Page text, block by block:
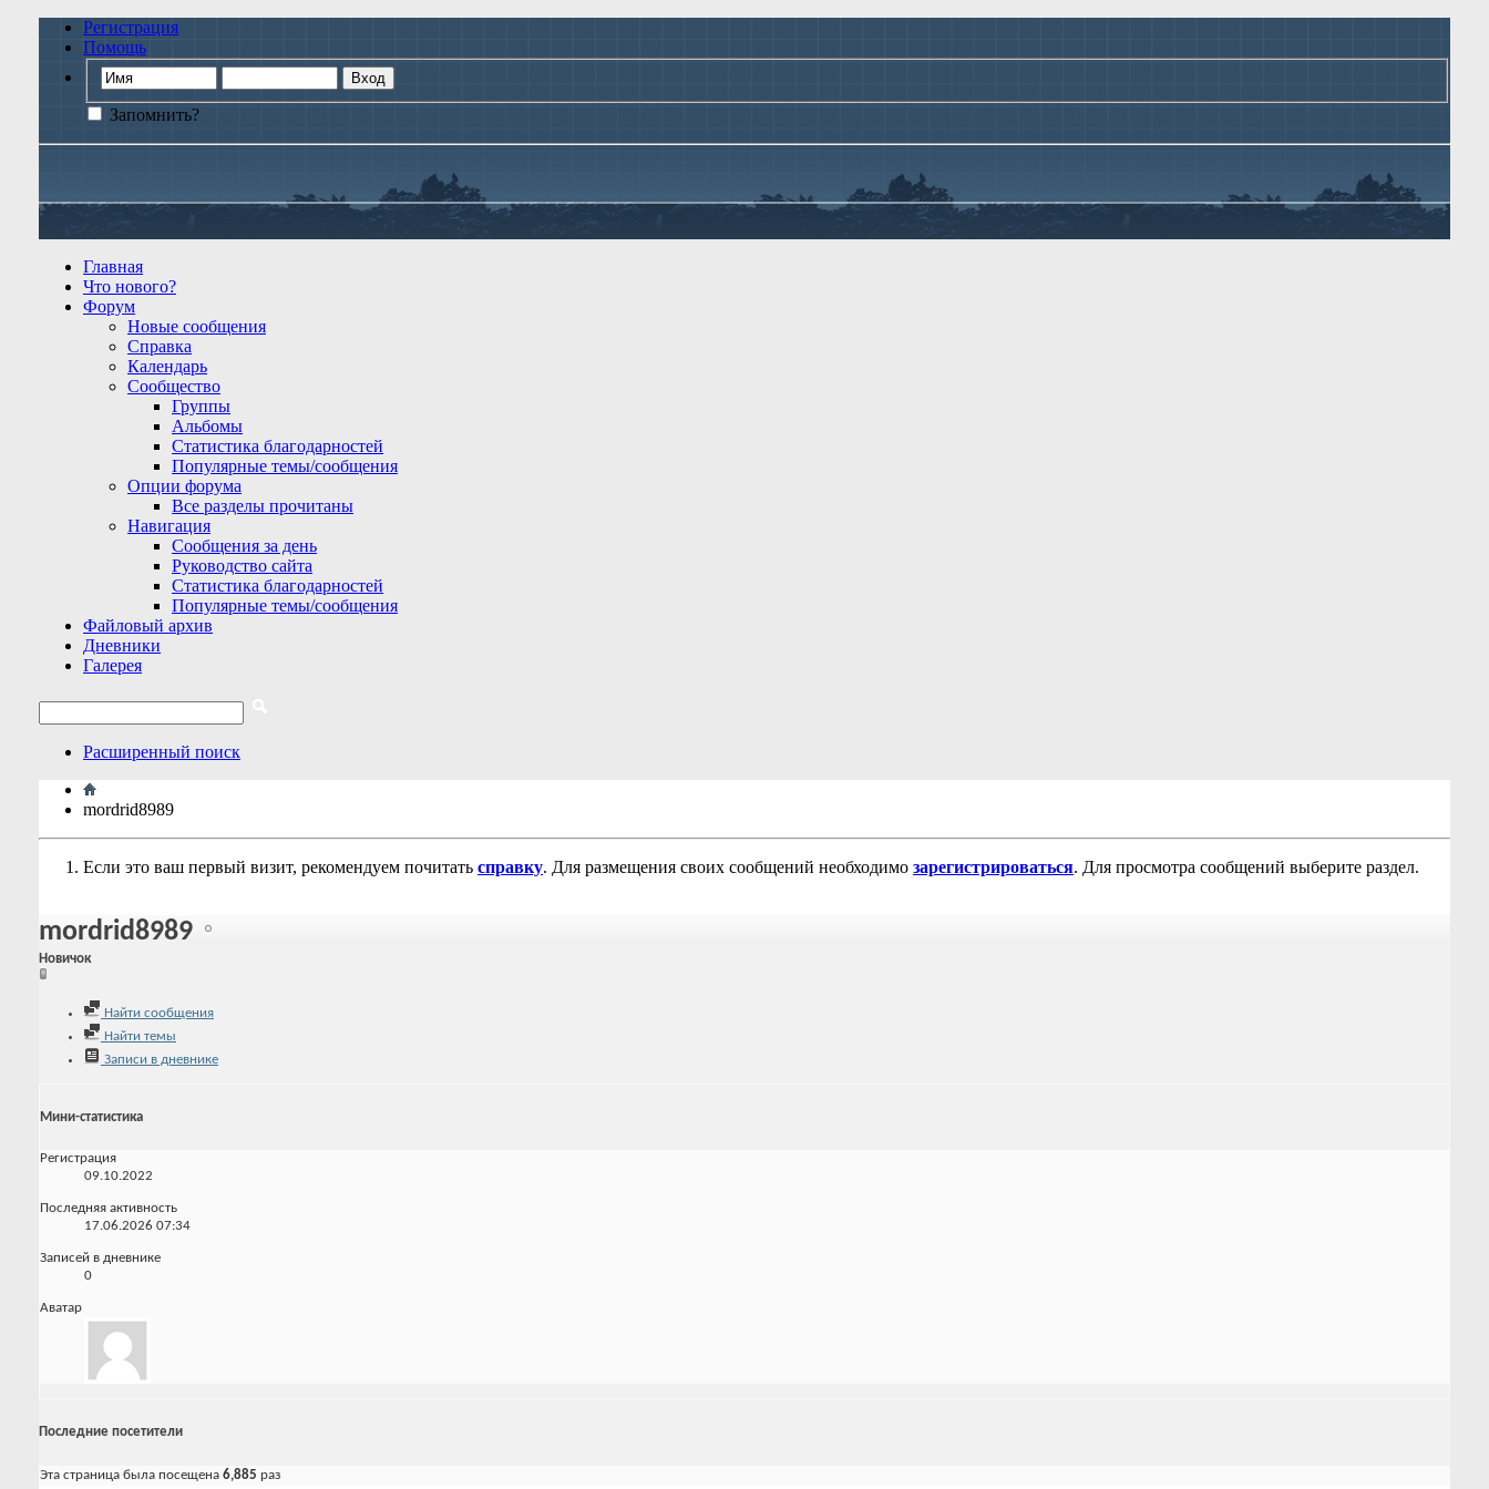
Регистрация
Помощь
Запомнить?
Главная
Что нового?
Форум
Новые сообщения
Справка
Календарь
Сообщество
Группы
Альбомы
Статистика благодарностей
Популярные темы/сообщения
Опции форума
Все разделы прочитаны
Навигация
Сообщения за день
Руководство сайта
Статистика благодарностей
Популярные темы/сообщения
Файловый архив
Дневники
Галерея
Расширенный поиск
mordrid8989
Если это ваш первый визит, рекомендуем почитать справку. Для размещения своих сообщений необходимо зарегистрироваться. Для просмотра сообщений выберите раздел.
mordrid8989
Новичок
Найти сообщения
Найти темы
Записи в дневнике
Мини-статистика
Регистрация
09.10.2022
Последняя активность
17.06.2026 07:34
Записей в дневнике
0
Аватар
Последние посетители
Эта страница была посещена 6,885 раз